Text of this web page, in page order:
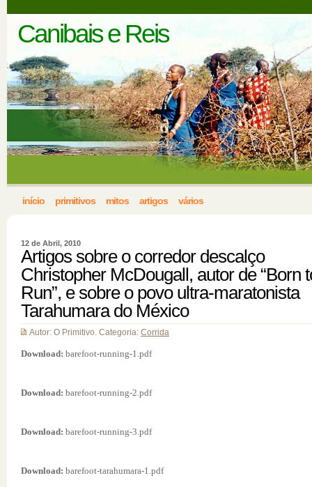
Canibais e Reis
início primitivos mitos artigos vários
12 de Abril, 2010
Artigos sobre o corredor descalço
Christopher McDougall, autor de “Born
Run”, e sobre o povo ultra-maratonista
Tarahumara do México
Autor: O Primitivo. Categoria: Corrida
Download: barefoot-running-1.pdf
Download: barefoot-running-2.pdf
Download: barefoot-running-3.pdf
Download: barefoot-tarahumara-1.pdf